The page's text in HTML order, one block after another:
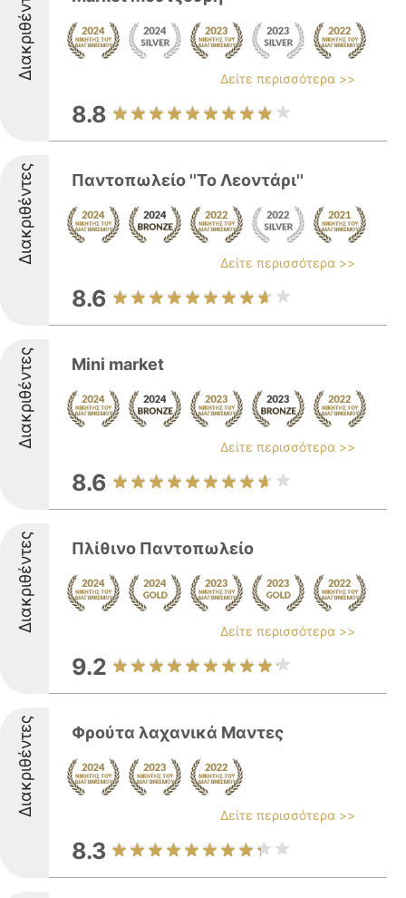
Διακριθέντες Δείτε περισσότερα >>
8.8
Διακριθέντες Παντοπωλείο ''Το Λεοντάρι''
Δείτε περισσότερα >>
8.6
Διακριθέντες Mini market
Δείτε περισσότερα >>
8.6
Διακριθέντες Πλίθινο Παντοπωλείο
Δείτε περισσότερα >>
9.2
Διακριθέντες Φρούτα λαχανικά Μαντες
Δείτε περισσότερα >>
8.3